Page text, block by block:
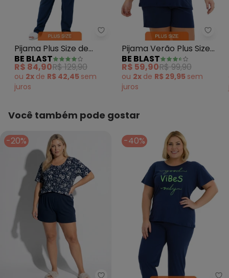
Be Blast - Pijama Plus Size de
Pijama Plus Size de
Algodão Suculentas
Azul
BE BLAST
R$ 84,90R$ 129,90
ou 2x de R$ 42,45 sem
juros
Be
Pijama Verão Plus Size
de Algodão UrsinhoAzul
BE BLAST
R$ 59,90R$ 99,90
ou 2x de R$ 29,95 sem
juros
Você também pode gostar
-20% -40%